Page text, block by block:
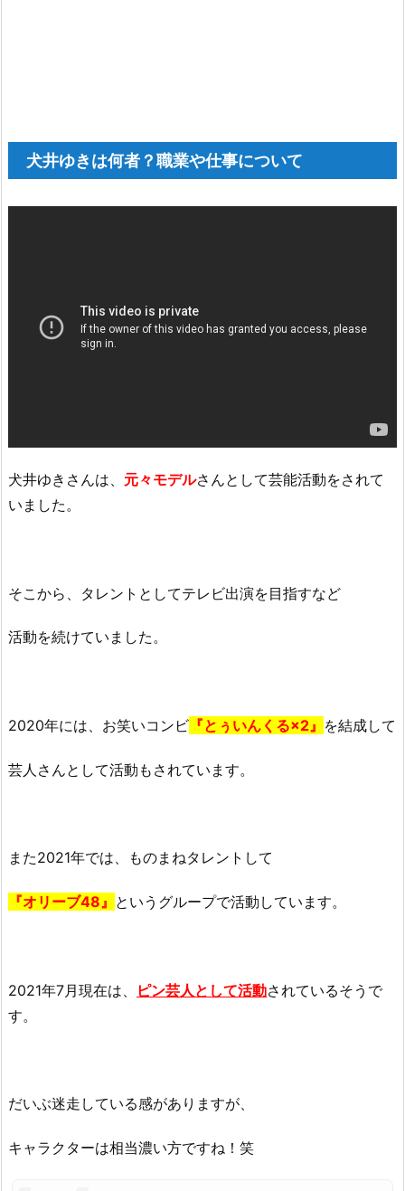
犬井ゆきは何者？職業や仕事について
犬井ゆきさんは、 元々モデルさんとして芸能活動をされて
いました。
そこから、タレントとしてテレビ出演を目指すなど
活動を続けていました。
2020年には、お笑いコンビ 『とぅいんくる×2』 を結成して
芸人さんとして活動もされています。
また2021年では、ものまねタレントして
『オリーブ48』 というグループで活動しています。
2021年7月現在は、 ピン芸人として活動されているそうで
す。
だいぶ迷走している感がありますが、
キャラクターは相当濃い方ですね！笑